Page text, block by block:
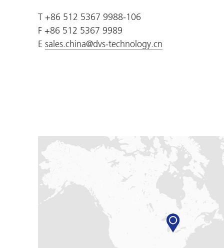
T +86 512 5367 9988-106
F +86 512 5367 9989
E sales.china@dvs-technology.cn